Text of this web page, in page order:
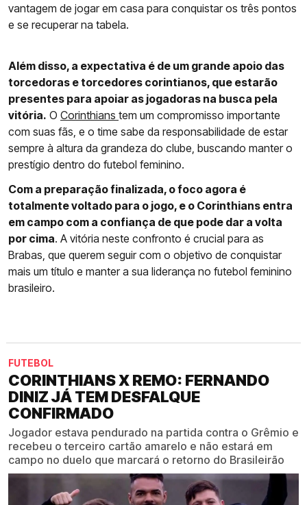
vantagem de jogar em casa para conquistar os três pontos
e se recuperar na tabela.
Além disso, a expectativa é de um grande apoio das
torcedoras e torcedores corintianos, que estarão
presentes para apoiar as jogadoras na busca pela
vitória. O Corinthians tem um compromisso importante
com suas fãs, e o time sabe da responsabilidade de estar
sempre à altura da grandeza do clube, buscando manter o
prestígio dentro do futebol feminino.
Com a preparação finalizada, o foco agora é
totalmente voltado para o jogo, e o Corinthians entra
em campo com a confiança de que pode dar a volta
por cima. A vitória neste confronto é crucial para as
Brabas, que querem seguir com o objetivo de conquistar
mais um título e manter a sua liderança no futebol feminino
brasileiro.
FUTEBOL
CORINTHIANS X REMO: FERNANDO
DINIZ JÁ TEM DESFALQUE
CONFIRMADO
Jogador estava pendurado na partida contra o Grêmio e
recebeu o terceiro cartão amarelo e não estará em
campo no duelo que marcará o retorno do Brasileirão